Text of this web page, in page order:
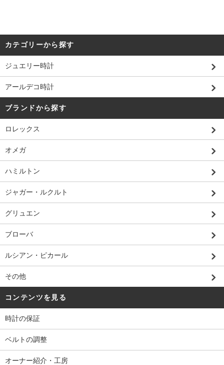
カテゴリーから探す
ジュエリー時計
アールデコ時計
ブランドから探す
ロレックス
オメガ
ハミルトン
ジャガー・ルクルト
グリュエン
ブローバ
ルシアン・ピカール
その他
コンテンツを見る
時計の保証
ベルトの調整
オーナー紹介・工房